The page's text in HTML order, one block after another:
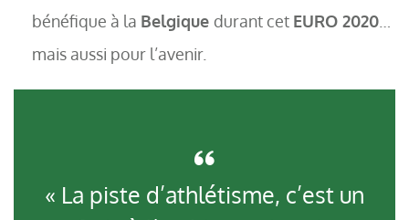
bénéfique à la Belgique durant cet EURO 2020
mais aussi pour l’avenir.
« La piste d’athlétisme, c’est un